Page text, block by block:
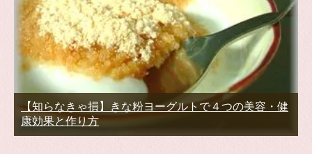
【知らなきゃ損】きな粉ヨーグルトで４つの美容・健
康効果と作り方